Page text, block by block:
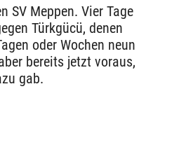
SV Meppen. Vier Tage
Türkgücü, denen
oder Wochen neun
bereits jetzt voraus,
gab.